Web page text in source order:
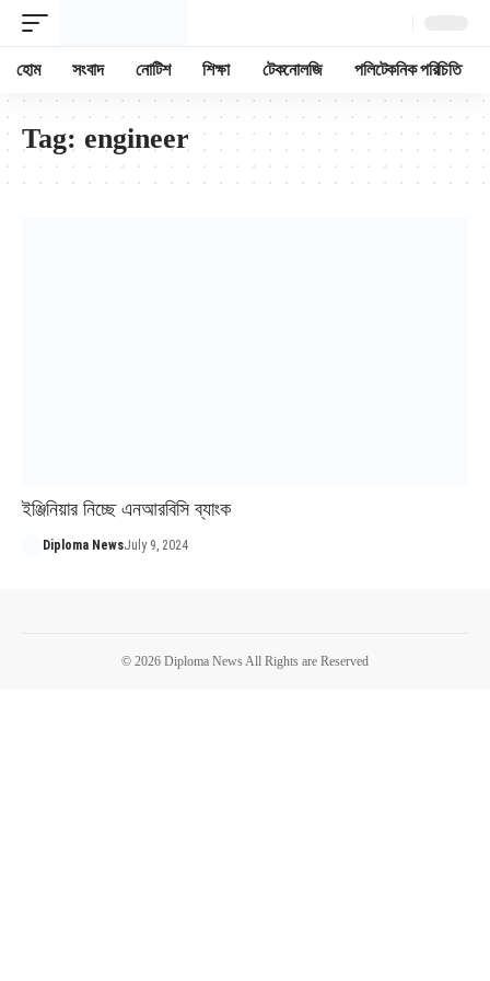
হোম সংবাদ নোটিশ শিক্ষা টেকনোলজি পলিটেকনিক পরিচিতি
Tag: engineer
ইঞ্জিনিয়ার নিচ্ছে এনআরবিসি ব্যাংক
Diploma NewsJuly 9, 2024
© 2026 Diploma News All Rights are Reserved